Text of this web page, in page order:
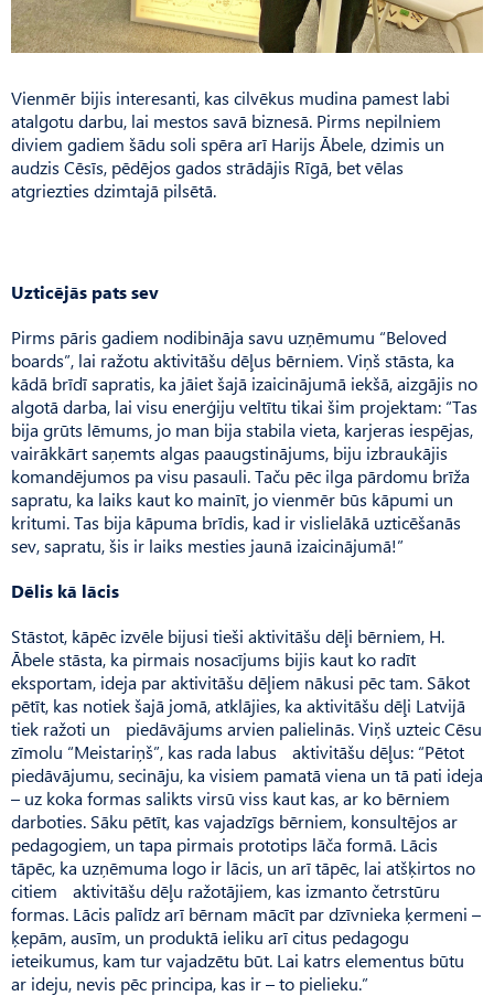
Vienmēr bijis interesanti, kas cilvēkus mudina pamest labi
atalgotu darbu, lai mestos savā biznesā. Pirms nepilniem
diviem gadiem šādu soli spēra arī Harijs Ābele, dzimis un
audzis Cēsīs, pēdējos gados strādājis Rīgā, bet vēlas
atgriezties dzimtajā pilsētā.
Uzticējās pats sev
Pirms pāris gadiem nodibināja savu uzņēmumu “Beloved
boards”, lai ražotu aktivitāšu dēļus bērniem. Viņš stāsta, ka
kādā brīdī sapratis, ka jāiet šajā izaicinājumā iekšā, aizgājis no
algotā darba, lai visu enerģiju veltītu tikai šim projektam: “Tas
bija grūts lēmums, jo man bija stabila vieta, karjeras iespējas,
vairākkārt saņemts algas paaugstinājums, biju izbraukājis
komandējumos pa visu pasauli. Taču pēc ilga pārdomu brīža
sapratu, ka laiks kaut ko mainīt, jo vienmēr būs kāpumi un
kritumi. Tas bija kāpuma brīdis, kad ir vislielākā uzticēšanās
sev, sapratu, šis ir laiks mesties jaunā izaicinājumā!”
Dēlis kā lācis
Stāstot, kāpēc izvēle bijusi tieši aktivitāšu dēļi bērniem, H.
Ābele stāsta, ka pirmais nosacījums bijis kaut ko radīt
eksportam, ideja par aktivitāšu dēļiem nākusi pēc tam. Sākot
pētīt, kas notiek šajā jomā, atklājies, ka aktivitāšu dēļi Latvijā
tiek ražoti un piedāvājums arvien palielinās. Viņš uzteic Cēsu
zīmolu “Meistariņš”, kas rada labus aktivitāšu dēļus: “Pētot
piedāvājumu, secināju, ka visiem pamatā viena un tā pati ideja
– uz koka formas salikts virsū viss kaut kas, ar ko bērniem
darboties. Sāku pētīt, kas vajadzīgs bērniem, konsultējos ar
pedagogiem, un tapa pirmais prototips lāča formā. Lācis
tāpēc, ka uzņēmuma logo ir lācis, un arī tāpēc, lai atšķirtos no
citiem aktivitāšu dēļu ražotājiem, kas izmanto četrstūru
formas. Lācis palīdz arī bērnam mācīt par dzīvnieka ķermeni –
ķepām, ausīm, un produktā ieliku arī citus pedagogu
ieteikumus, kam tur vajadzētu būt. Lai katrs elementus būtu
ar ideju, nevis pēc principa, kas ir – to pielieku.”